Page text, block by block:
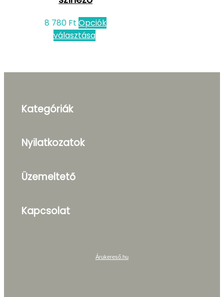
8 780 Ft Opciók
választása
Kategóriák
Nyilatkozatok
Üzemeltető
Kapcsolat
Árukereső.hu